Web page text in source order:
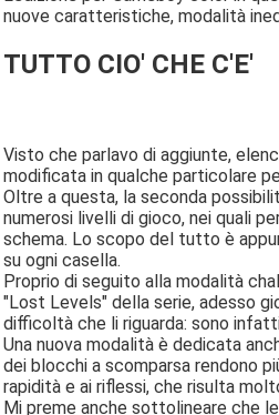
nuove caratteristiche, modalità
TUTTO CIO' CHE C'E'
Visto che parlavo di aggiunte,
modificata in qualche particolare
Oltre a questa, la seconda
numerosi livelli di gioco, nei quali
schema. Lo scopo del tutto è
su ogni casella.
Proprio di seguito alla modalità
"Lost Levels" della serie, adesso
difficoltà che li riguarda: sono
Una nuova modalità è dedicata
dei blocchi a scomparsa rendono
rapidità e ai riflessi, che risulta
Mi preme anche sottolineare che